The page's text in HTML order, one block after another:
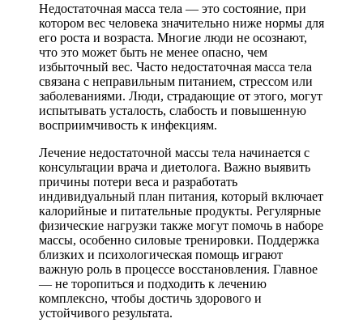
Недостаточная масса тела — это состояние, при
котором вес человека значительно ниже нормы для
его роста и возраста. Многие люди не осознают,
что это может быть не менее опасно, чем
избыточный вес. Часто недостаточная масса тела
связана с неправильным питанием, стрессом или
заболеваниями. Люди, страдающие от этого, могут
испытывать усталость, слабость и повышенную
восприимчивость к инфекциям.
Лечение недостаточной массы тела начинается с
консультации врача и диетолога. Важно выявить
причины потери веса и разработать
индивидуальный план питания, который включает
калорийные и питательные продукты. Регулярные
физические нагрузки также могут помочь в наборе
массы, особенно силовые тренировки. Поддержка
близких и психологическая помощь играют
важную роль в процессе восстановления. Главное
— не торопиться и подходить к лечению
комплексно, чтобы достичь здорового и
устойчивого результата.